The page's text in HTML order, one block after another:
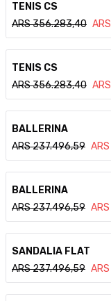
TENIS CS
ARS356.283,40 ARS
TENIS CS
ARS356.283,40 ARS
BALLERINA
ARS237.496,59 ARS
BALLERINA
ARS237.496,59 ARS
SANDALIA FLAT
ARS237.496,59 ARS